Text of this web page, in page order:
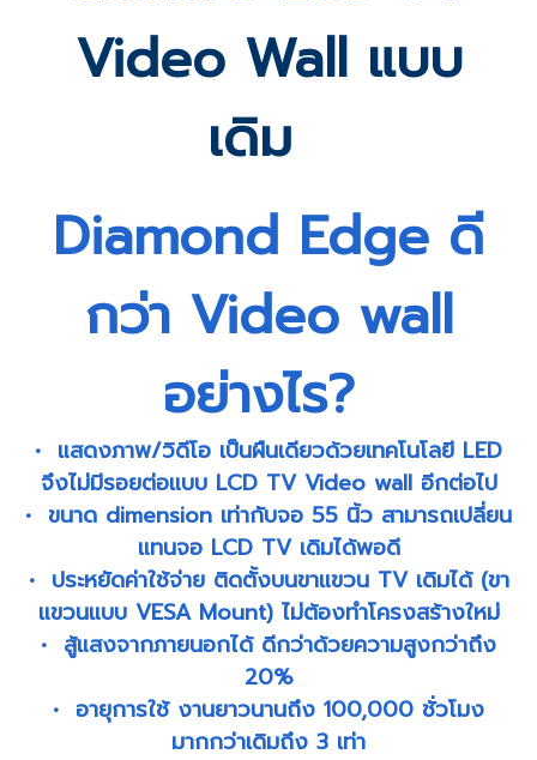
Video Wall แบบ
เดิม
Diamond Edge ดี
กว่า Video wall
อย่างไร?
• แสดงภาพ/วิดีโอ เป็นผืนเดียวด้วยเทคโนโลยี LED
จึงไม่มีรอยต่อแบบ LCD TV Video wall อีกต่อไป
• ขนาด dimension เท่ากับจอ 55 นิ้ว สามารถเปลี่ยน
แทนจอ LCD TV เดิมได้พอดี
• ประหยัดค่าใช้จ่าย ติดตั้งบนขาแขวน TV เดิมได้ (ขา
แขวนแบบ VESA Mount) ไม่ต้องทำโครงสร้างใหม่
• สู้แสงจากภายนอกได้ ดีกว่าด้วยความสูงกว่าถึง
20%
• อายุการใช้ งานยาวนานถึง 100,000 ชั่วโมง
มากกว่าเดิมถึง 3 เท่า